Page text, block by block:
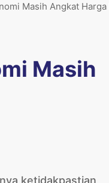
Masih Angkat Harga
Masih
ketidakpastian